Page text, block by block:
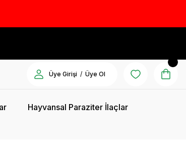
Üye Girişi / Üye Ol
Hayvansal Paraziter İlaçlar